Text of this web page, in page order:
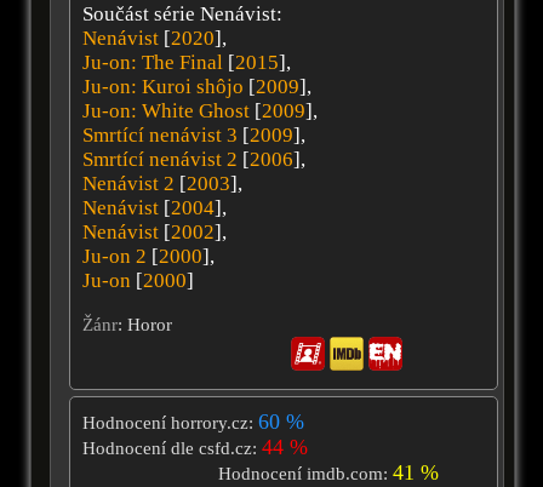
Součást série Nenávist:
Nenávist [2020],
Ju-on: The Final [2015],
Ju-on: Kuroi shôjo [2009],
Ju-on: White Ghost [2009],
Smrtící nenávist 3 [2009],
Smrtící nenávist 2 [2006],
Nenávist 2 [2003],
Nenávist [2004],
Nenávist [2002],
Ju-on 2 [2000],
Ju-on [2000]
Žánr: Horor
Hodnocení horrory.cz: 60 %
Hodnocení dle csfd.cz: 44 %
Hodnocení imdb.com:41 %